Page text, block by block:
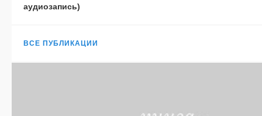
аудиозапись)
ВСЕ ПУБЛИКАЦИИ